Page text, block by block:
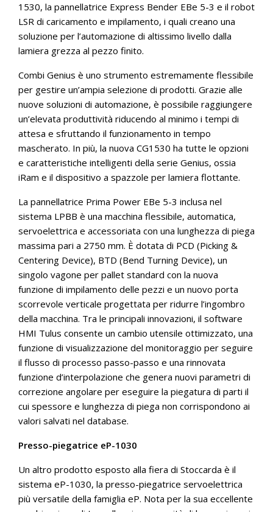
1530, la pannellatrice Express Bender EBe 5-3 e il robot
LSR di caricamento e impilamento, i quali creano una
soluzione per l’automazione di altissimo livello dalla
lamiera grezza al pezzo finito.
Combi Genius è uno strumento estremamente flessibile
per gestire un’ampia selezione di prodotti. Grazie alle
nuove soluzioni di automazione, è possibile raggiungere
un’elevata produttività riducendo al minimo i tempi di
attesa e sfruttando il funzionamento in tempo
mascherato. In più, la nuova CG1530 ha tutte le opzioni
e caratteristiche intelligenti della serie Genius, ossia
iRam e il dispositivo a spazzole per lamiera flottante.
La pannellatrice Prima Power EBe 5-3 inclusa nel
sistema LPBB è una macchina flessibile, automatica,
servoelettrica e accessoriata con una lunghezza di piega
massima pari a 2750 mm. È dotata di PCD (Picking &
Centering Device), BTD (Bend Turning Device), un
singolo vagone per pallet standard con la nuova
funzione di impilamento delle pezzi e un nuovo porta
scorrevole verticale progettata per ridurre l’ingombro
della macchina. Tra le principali innovazioni, il software
HMI Tulus consente un cambio utensile ottimizzato, una
funzione di visualizzazione del monitoraggio per seguire
il flusso di processo passo-passo e una rinnovata
funzione d’interpolazione che genera nuovi parametri di
correzione angolare per eseguire la piegatura di parti il
cui spessore e lunghezza di piega non corrispondono ai
valori salvati nel database.
Presso-piegatrice eP-1030
Un altro prodotto esposto alla fiera di Stoccarda è il
sistema eP-1030, la presso-piegatrice servoelettrica
più versatile della famiglia eP. Nota per la sua eccellente